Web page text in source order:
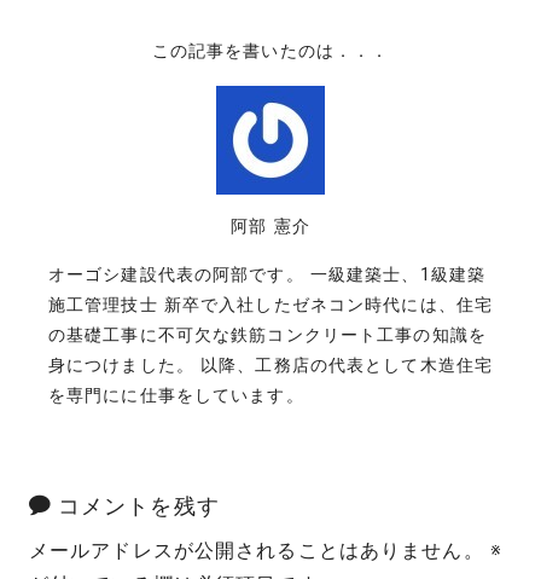
この記事を書いたのは．．．
阿部 憲介
オーゴシ建設代表の阿部です。 一級建築士、1級建築
施工管理技士 新卒で入社したゼネコン時代には、住宅
の基礎工事に不可欠な鉄筋コンクリート工事の知識を
身につけました。 以降、工務店の代表として木造住宅
を専門にに仕事をしています。
コメントを残す
メールアドレスが公開されることはありません。
※